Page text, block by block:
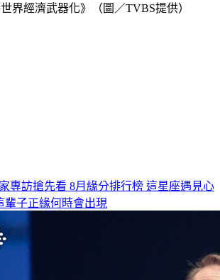
書《地下帝國：金融、網路、半導體──美
專訪搶先看8月緣分排行榜 這星座遇見心
輩子正緣何時會出現